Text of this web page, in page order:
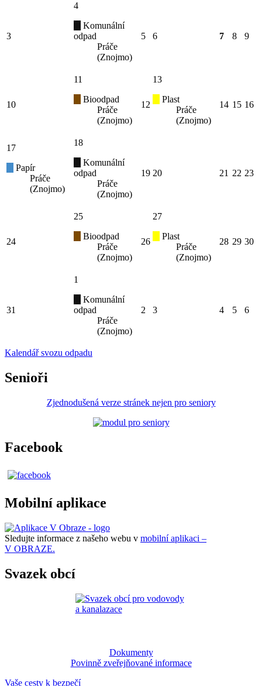
3
4
Komunální
odpad
Práče
(Znojmo)
5 6 7 8 9
10
11
Bioodpad
Práče
(Znojmo)
12
13
Plast
Práče
(Znojmo)
14 15 16
17
Papír
Práče
(Znojmo)
18
Komunální
odpad
Práče
(Znojmo)
19 20 21 22 23
24
25
Bioodpad
Práče
(Znojmo)
26
27
Plast
Práče
(Znojmo)
28 29 30
31
1
Komunální
odpad
Práče
(Znojmo)
2 3 4 5 6
Kalendář svozu odpadu
Senioři
Zjednodušená verze stránek nejen pro seniory
Facebook
Mobilní aplikace
Sledujte informace z našeho webu v mobilní aplikaci –
V OBRAZE.
Svazek obcí
Dokumenty
Povinně zveřejňované informace
Vaše cesty k bezpečí